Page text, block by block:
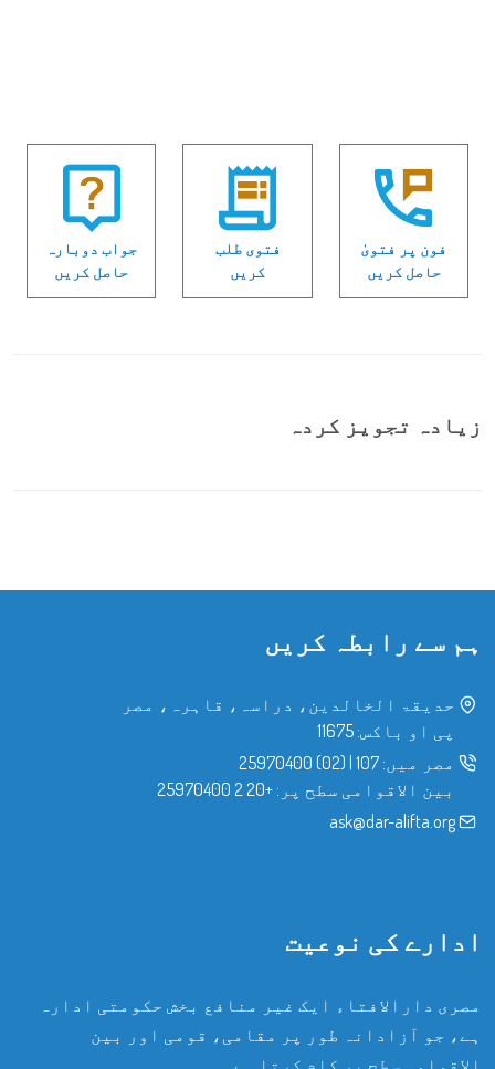
فون پر فتویٰ
حاصل کریں
فتوی طلب
کریں
جواب دوبارہ
حاصل کریں
زیادہ تجویز کردہ
ہم سے رابطہ کریں
حدیقۃ الخالدین، دراسہ، قاہرہ، مصر
پی او باکس: 11675
مصر میں: 107
|
(02) 25970400
بین الاقوامی سطح پر: +20 2 25970400
ask@dar-alifta.org
ادارے کی نوعیت
مصری دارالافتاء ایک غیر منافع بخش حکومتی ادارہ
ہے، جو آزادانہ طور پر مقامی، قومی اور بین
الاقوامی سطح پر کام کرتا ہے۔